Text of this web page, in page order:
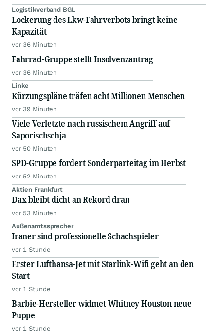
Logistikverband BGL
Lockerung des Lkw-Fahrverbots bringt keine
Kapazität
vor 36 Minuten
Fahrrad-Gruppe stellt Insolvenzantrag
vor 36 Minuten
Linke
Kürzungspläne träfen acht Millionen Menschen
vor 39 Minuten
Viele Verletzte nach russischem Angriff auf
Saporischschja
vor 50 Minuten
SPD-Gruppe fordert Sonderparteitag im Herbst
vor 52 Minuten
Aktien Frankfurt
Dax bleibt dicht an Rekord dran
vor 53 Minuten
Außenamtssprecher
Iraner sind professionelle Schachspieler
vor 1 Stunde
Erster Lufthansa-Jet mit Starlink-Wifi geht an den
Start
vor 1 Stunde
Barbie-Hersteller widmet Whitney Houston neue
Puppe
vor 1 Stunde